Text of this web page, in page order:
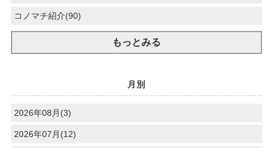
コノマチ紹介(90)
もっとみる
月別
2026年08月(3)
2026年07月(12)